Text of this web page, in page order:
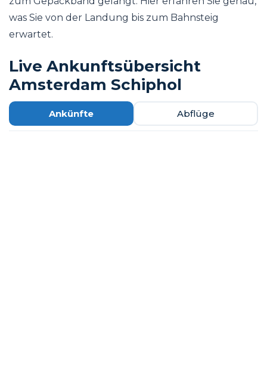
was Sie von der Landung bis zum Bahnsteig
erwartet.
Live Ankunftsübersicht
Amsterdam Schiphol
Ankünfte Abflüge